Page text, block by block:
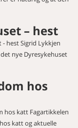
– hest
hest Sigrid Lykkjen
nye Dyresykehuset
hos
hos katt Fagartikkelen
katt og aktuelle